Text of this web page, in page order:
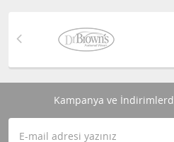
Kampanya ve